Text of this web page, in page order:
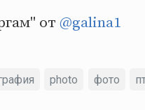
от @galina1
photo фото